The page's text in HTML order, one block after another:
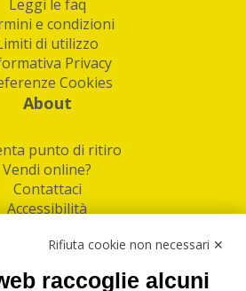
Leggi le faq
e condizioni
di utilizzo
Privacy
Cookies
About
punto di ritiro
Vendi online?
Contattaci
Accessibilità
Facebook
Rifiuta cookie non necessari ✕
raccoglie alcuni